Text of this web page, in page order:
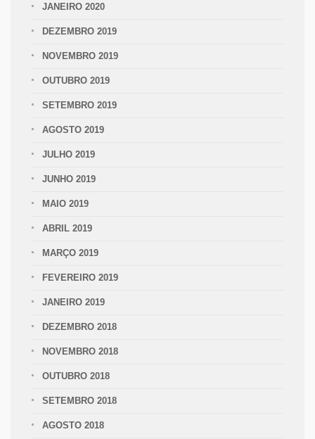
JANEIRO 2020
DEZEMBRO 2019
NOVEMBRO 2019
OUTUBRO 2019
SETEMBRO 2019
AGOSTO 2019
JULHO 2019
JUNHO 2019
MAIO 2019
ABRIL 2019
MARÇO 2019
FEVEREIRO 2019
JANEIRO 2019
DEZEMBRO 2018
NOVEMBRO 2018
OUTUBRO 2018
SETEMBRO 2018
AGOSTO 2018